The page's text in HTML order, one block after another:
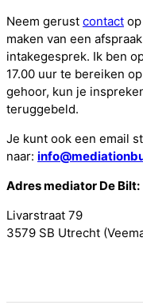
Neem gerust contact
maken van een
intakegesprek. Ik ben
17.00 uur te bereiken
gehoor, kun je
teruggebeld.
Je kunt ook een email
naar:
Adres mediator De Bilt:
Livarstraat 79
3579 SB Utrecht